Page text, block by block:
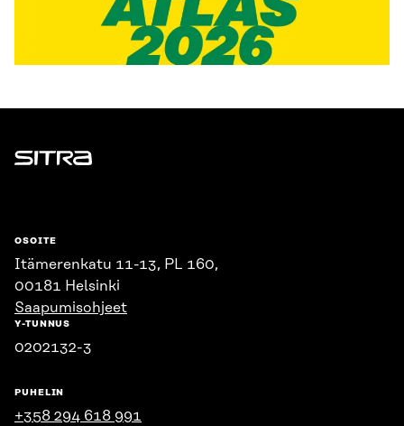
Sitra
OSOITE
Itämerenkatu 11-13, PL 160,
00181 Helsinki
Saapumisohjeet
Y-TUNNUS
0202132-3
PUHELIN
+358 294 618 991